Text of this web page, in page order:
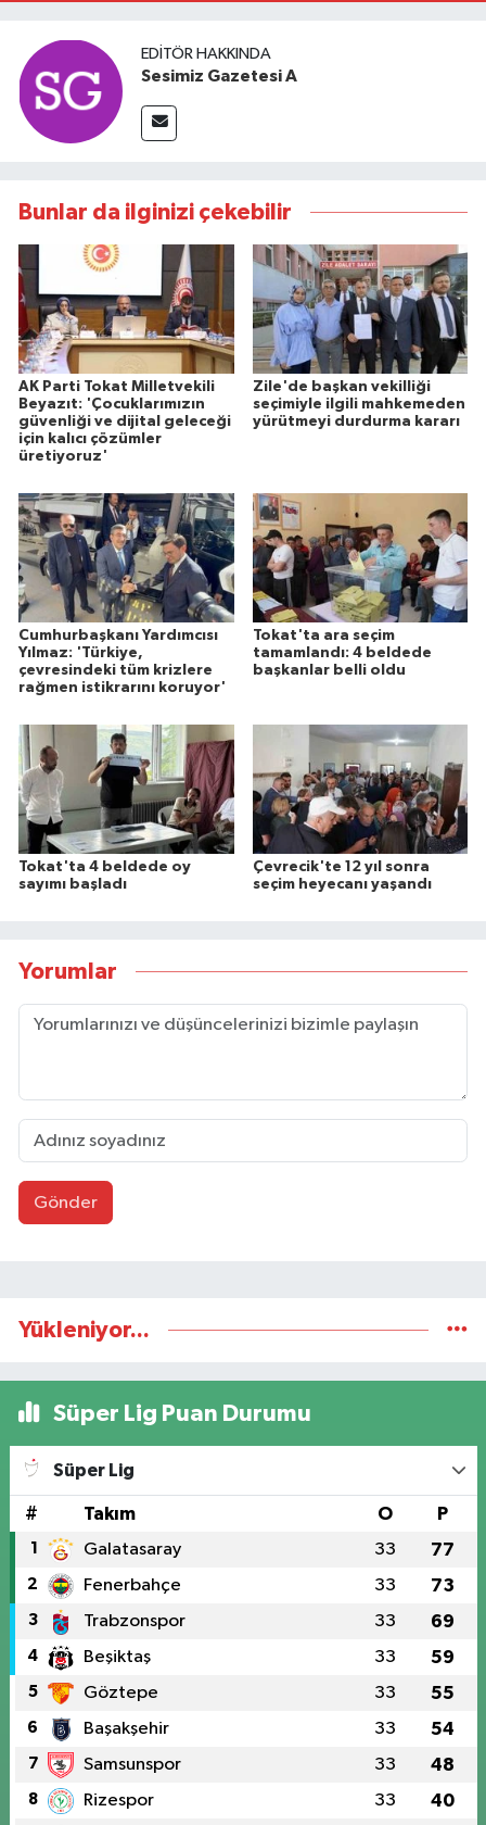
EDITÖR HAKKINDA
Sesimiz Gazetesi A
Bunlar da ilginizi çekebilir
AK Parti Tokat Milletvekili
Beyazıt: 'Çocuklarımızın
güvenliği ve dijital geleceği
için kalıcı çözümler
üretiyoruz'
Zile'de başkan vekilliği
seçimiyle ilgili mahkemeden
yürütmeyi durdurma kararı
Cumhurbaşkanı Yardımcısı
Yılmaz: 'Türkiye,
çevresindeki tüm krizlere
rağmen istikrarını koruyor'
Tokat'ta ara seçim
tamamlandı: 4 beldede
başkanlar belli oldu
Tokat'ta 4 beldede oy
sayımı başladı
Çevrecik'te 12 yıl sonra
seçim heyecanı yaşandı
Yorumlar
Gönder
Yükleniyor...
Süper Lig Puan Durumu
Süper Lig
# Takım O P
1 Galatasaray 33 77
2 Fenerbahçe 33 73
3 Trabzonspor 33 69
4 Beşiktaş 33 59
5 Göztepe 33 55
6 Başakşehir 33 54
7 Samsunspor 33 48
8 Rizespor 33 40